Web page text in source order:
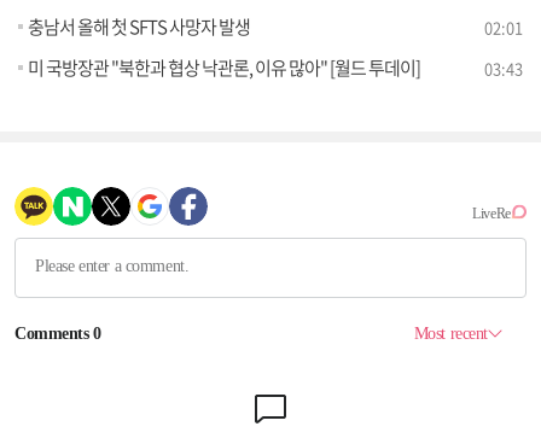
충남서 올해 첫 SFTS 사망자 발생 02:01
미 국방장관 "북한과 협상 낙관론, 이유 많아" [월드 투데이] 03:43